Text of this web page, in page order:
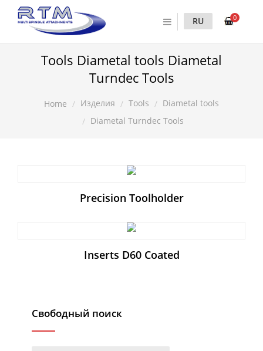
0
RU
Tools Diametal tools Diametal
Turndec Tools
Home Изделия Tools
Diametal tools
Diametal Turndec Tools
Precision Toolholder
Inserts D60 Coated
Свободный поиск